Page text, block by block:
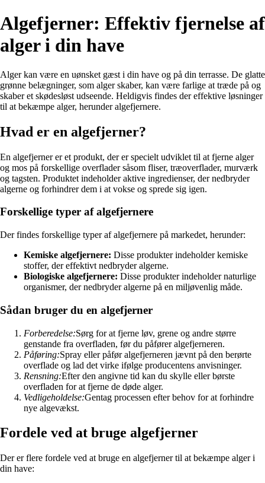
Algefjerner: Effektiv fjernelse af
alger i din have
Alger kan være en uønsket gæst i din have og på din terrasse. De glatte
grønne belægninger, som alger skaber, kan være farlige at træde på og
skaber et skødesløst udseende. Heldigvis findes der effektive løsninger
til at bekæmpe alger, herunder algefjernere.
Hvad er en algefjerner?
En algefjerner er et produkt, der er specielt udviklet til at fjerne alger
og mos på forskellige overflader såsom fliser, træoverflader, murværk
og tagsten. Produktet indeholder aktive ingredienser, der nedbryder
algerne og forhindrer dem i at vokse og sprede sig igen.
Forskellige typer af algefjernere
Der findes forskellige typer af algefjernere på markedet, herunder:
Kemiske algefjernere: Disse produkter indeholder kemiske
stoffer, der effektivt nedbryder algerne.
Biologiske algefjernere: Disse produkter indeholder naturlige
organismer, der nedbryder algerne på en miljøvenlig måde.
Sådan bruger du en algefjerner
Forberedelse:Sørg for at fjerne løv, grene og andre større
genstande fra overfladen, før du påfører algefjerneren.
Påføring:Spray eller påfør algefjerneren jævnt på den berørte
overflade og lad det virke ifølge producentens anvisninger.
Rensning:Efter den angivne tid kan du skylle eller børste
overfladen for at fjerne de døde alger.
Vedligeholdelse:Gentag processen efter behov for at forhindre
nye algevækst.
Fordele ved at bruge algefjerner
Der er flere fordele ved at bruge en algefjerner til at bekæmpe alger i
din have: